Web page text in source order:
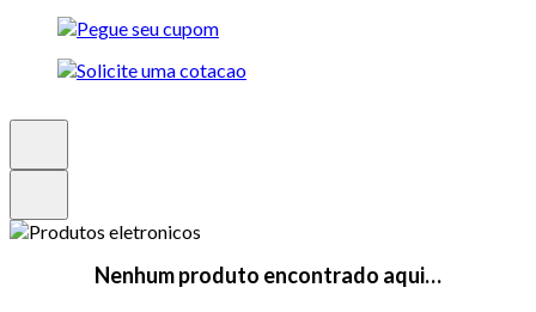
Nenhum produto encontrado aqui…